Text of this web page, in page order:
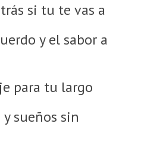
si tu te vas a
y el sabor a
para tu largo
sueños sin